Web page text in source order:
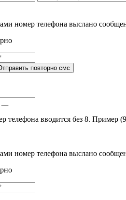
номер телефона выслано
телефона вводится без 8. Пример
номер телефона выслано